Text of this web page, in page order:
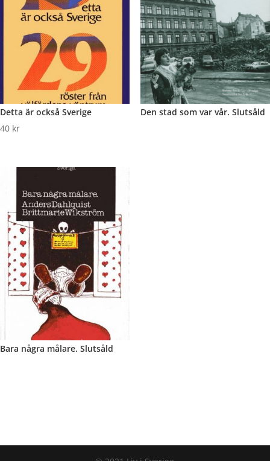
Detta är också Sverige
40 kr
Den stad som var vår. Slutsåld
Bara några målare. Slutsåld